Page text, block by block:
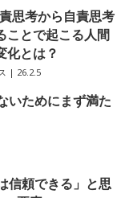
思考から自責思考
ことで起こる人間
化とは？
| 26.2.5
いためにまず満た
信頼できる」と思